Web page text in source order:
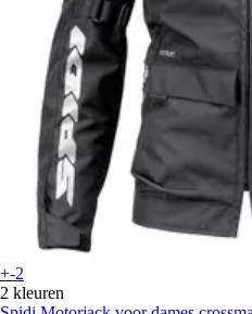
+-2
2 kleuren